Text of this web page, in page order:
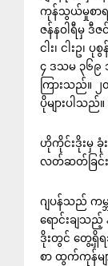
ကုန်သွယ်မှုစာရ
ဇန်နဝါရီမှ
ငါး၊ ငါးဥ၊
၄ ဒသမ ၃၆၉
ကြားသည်။
ပိုများပါသည်။
ဟိုကိုင်းဒိုးမှ ခုံ
လတ်ဆတ်ခြင်
ဂျပန်သည် ကမ္ဘ
ရောင်းချသ
ဒိုးတွင် တွေ့ရှိ
စာ ထွက်ကုန်မ